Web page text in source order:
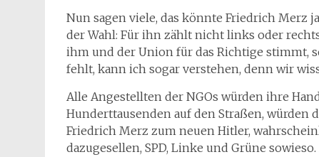
Nun sagen viele, das könnte Friedrich Merz
der Wahl: Für ihn zählt nicht links oder
ihm und der Union für das Richtige stimmt,
fehlt, kann ich sogar verstehen, denn wir
Alle Angestellten der NGOs würden ihre
Hunderttausenden auf den Straßen, würden
Friedrich Merz zum neuen Hitler,
dazugesellen, SPD, Linke und Grüne